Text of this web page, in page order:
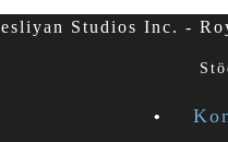
Studios Inc. -